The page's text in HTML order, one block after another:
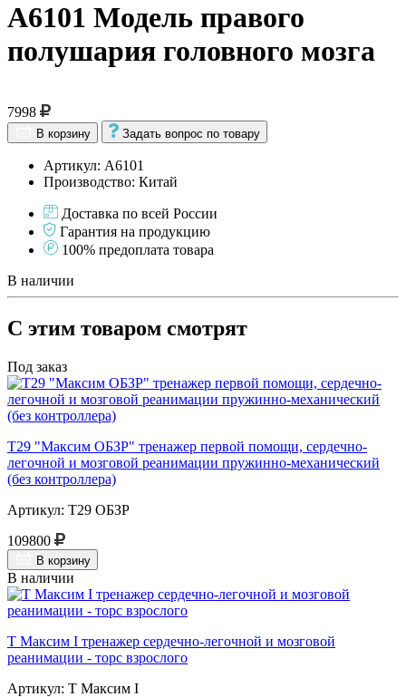
А6101 Модель правого
полушария головного мозга
7998
В корзину Задать вопрос по товару
Артикул: А6101
Производство: Китай
Доставка по всей России
Гарантия на продукцию
100% предоплата товара
В наличии
С этим товаром смотрят
Под заказ
Т29 "Максим ОБЗР" тренажер первой помощи, сердечно-
легочной и мозговой реанимации пружинно-механический
(без контроллера)
Артикул: Т29 ОБЗР
109800
В корзину
В наличии
Т Максим I тренажер сердечно-легочной и мозговой
реанимации - торс взрослого
Артикул: Т Максим I